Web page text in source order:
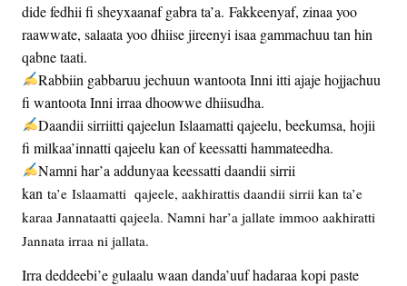
dide fedhii fi sheyxaanaf gabra ta’a. Fakkeenyaf, zinaa yoo
raawwate, salaata yoo dhiise jireenyi isaa gammachuu tan hin
qabne taati.
Rabbiin gabbaruu jechuun wantoota Inni itti ajaje hojjachuu
fi wantoota Inni irraa dhoowwe dhiisudha.
Daandii sirriitti qajeelun Islaamatti qajeelu, beekumsa, hojii
fi milkaa’innatti qajeelu kan of keessatti hammateedha.
Namni har’a addunyaa keessatti daandii sirrii
kan ta’e Islaamatti qajeele, aakhirattis daandii sirrii kan ta’e
karaa Jannataatti qajeela. Namni har’a jallate immoo aakhiratti
Jannata irraa ni jallata.
Irra deddeebi’e gulaalu waan danda’uuf hadaraa kopi paste